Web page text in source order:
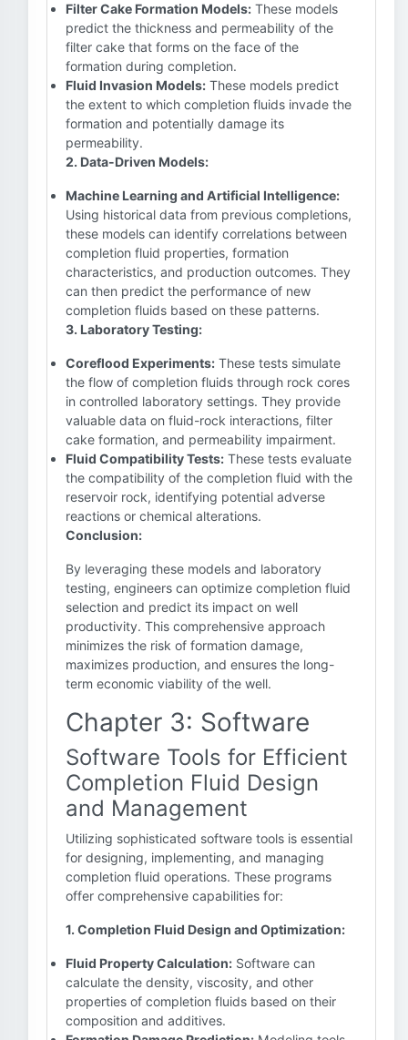
Filter Cake Formation Models: These models
predict the thickness and permeability of the
filter cake that forms on the face of the
formation during completion.
Fluid Invasion Models: These models predict
the extent to which completion fluids invade the
formation and potentially damage its
permeability.
2. Data-Driven Models:
Machine Learning and Artificial Intelligence:
Using historical data from previous completions,
these models can identify correlations between
completion fluid properties, formation
characteristics, and production outcomes. They
can then predict the performance of new
completion fluids based on these patterns.
3. Laboratory Testing:
Coreflood Experiments: These tests simulate
the flow of completion fluids through rock cores
in controlled laboratory settings. They provide
valuable data on fluid-rock interactions, filter
cake formation, and permeability impairment.
Fluid Compatibility Tests: These tests evaluate
the compatibility of the completion fluid with the
reservoir rock, identifying potential adverse
reactions or chemical alterations.
Conclusion:
By leveraging these models and laboratory
testing, engineers can optimize completion fluid
selection and predict its impact on well
productivity. This comprehensive approach
minimizes the risk of formation damage,
maximizes production, and ensures the long-
term economic viability of the well.
Chapter 3: Software
Software Tools for Efficient
Completion Fluid Design
and Management
Utilizing sophisticated software tools is essential
for designing, implementing, and managing
completion fluid operations. These programs
offer comprehensive capabilities for:
1. Completion Fluid Design and Optimization:
Fluid Property Calculation: Software can
calculate the density, viscosity, and other
properties of completion fluids based on their
composition and additives.